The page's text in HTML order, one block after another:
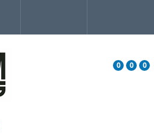
0 0 0